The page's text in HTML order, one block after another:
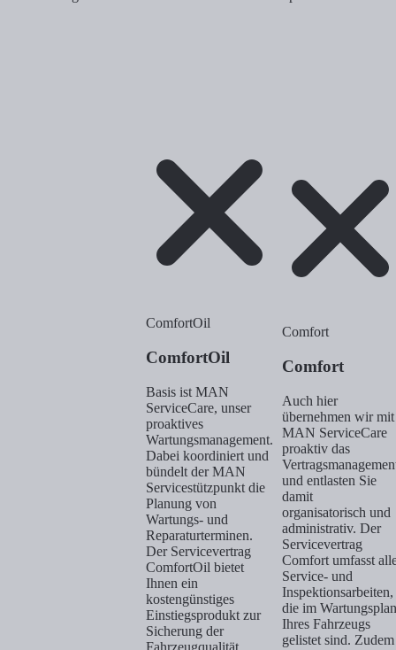
ComfortOil
ComfortOil
Basis ist MAN
ServiceCare, unser
proaktives
Wartungsmanagement.
Dabei koordiniert und
bündelt der MAN
Servicestützpunkt die
Planung von
Wartungs- und
Reparaturterminen.
Der Servicevertrag
ComfortOil bietet
Ihnen ein
kostengünstiges
Einstiegsprodukt zur
Sicherung der
Fahrzeugqualität
Comfort
Comfort
Auch hier
übernehmen wir mit
MAN ServiceCare
proaktiv das
und entlasten Sie
damit
organisatorisch und
administrativ. Der
Servicevertrag
Comfort umfasst
Service- und
Inspektionsarbeiten,
die im Wartungsplan
Ihres Fahrzeugs
gelistet sind. Zudem